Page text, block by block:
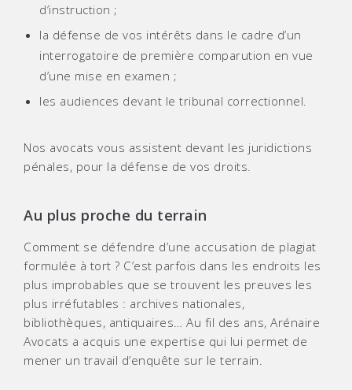
d’instruction ;
la défense de vos intérêts dans le cadre d’un
interrogatoire de première comparution en vue
d’une mise en examen ;
les audiences devant le tribunal correctionnel.
Nos avocats vous assistent devant les juridictions
pénales, pour la défense de vos droits.
Au plus proche du terrain
Comment se défendre d’une accusation de plagiat
formulée à tort ? C’est parfois dans les endroits les
plus improbables que se trouvent les preuves les
plus irréfutables : archives nationales,
bibliothèques, antiquaires… Au fil des ans, Arénaire
Avocats a acquis une expertise qui lui permet de
mener un travail d’enquête sur le terrain.